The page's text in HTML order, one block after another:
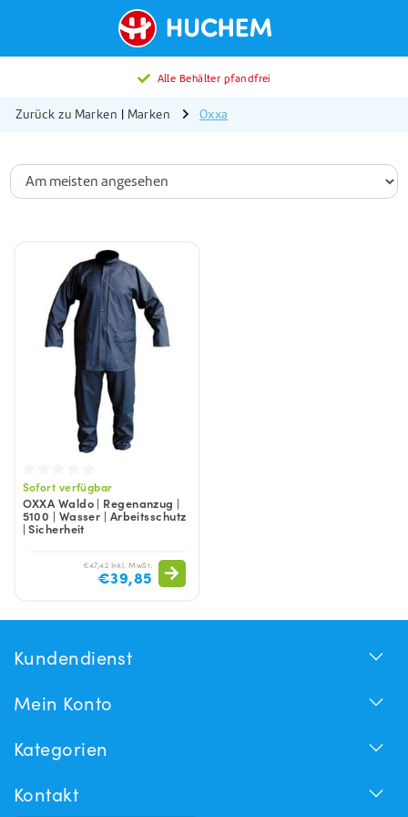
Alle Behälter pfandfrei
Zurück zu Marken | Marken Oxxa
Sofort verfügbar
OXXA Waldo | Regenanzug |
5100 | Wasser | Arbeitsschutz
| Sicherheit
€47,42 Inkl. MwSt.
€39,85
Kundendienst
Mein Konto
Kategorien
Kontakt